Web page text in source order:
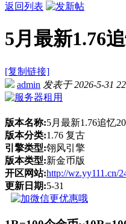
返回列表
5月最新1.76
[复制链接]
admin 发表于 2026-5-31
版本名称:5月最新1.76追忆
版本分类:1.76 复古
引擎类型:翎风引擎
版本类型:新金币版
开区网站:http://wz.yy111.cn/
更新日期:5-31